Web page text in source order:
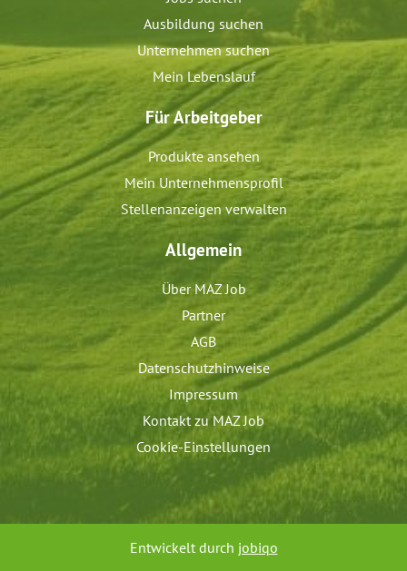
Ausbildung suchen
Unternehmen suchen
Mein Lebenslauf
Für Arbeitgeber
Produkte ansehen
Mein Unternehmensprofil
Stellenanzeigen verwalten
Allgemein
Über MAZ Job
Partner
AGB
Datenschutzhinweise
Impressum
Kontakt zu MAZ Job
Cookie-Einstellungen
Entwickelt durch jobiqo